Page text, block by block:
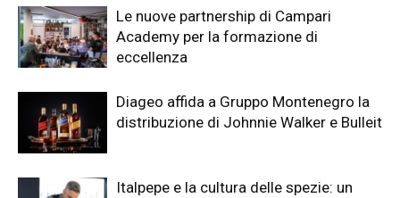
Le nuove partnership di Campari
Academy per la formazione di
eccellenza
Diageo affida a Gruppo Montenegro la
distribuzione di Johnnie Walker e Bulleit
Italpepe e la cultura delle spezie: un